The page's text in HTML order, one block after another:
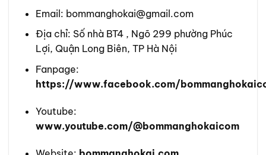
Email: bommanghokai@gmail.com
Địa chỉ: Số nhà BT4 , Ngõ 299 phường Phúc
Lợi, Quận Long Biên, TP Hà Nội
Fanpage:
https://www.facebook.com/
Youtube:
www.youtube.com/@bommanghokaicom